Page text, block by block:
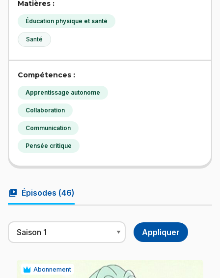
Matières :
Éducation physique et santé
Santé
Compétences :
Apprentissage autonome
Collaboration
Communication
Pensée critique
video_library Épisodes (46)
Abonnement